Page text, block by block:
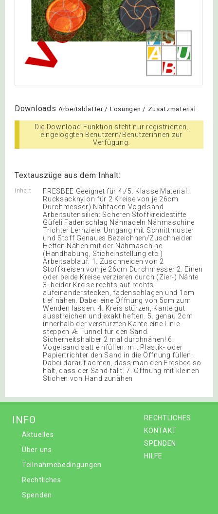
Downloads Arbeitsblätter / Lösungen / Zusatzmaterial
Die Download-Funktion steht nur registrierten,
eingeloggten Benutzern/Benutzerinnen zur
Verfügung.
Textauszüge aus dem Inhalt:
Inhalt
FRESBEE Geeignet für 4./5. Klasse Material:
Rucksacknylon für 2 Kreise von je 26cm
Durchmesser) Nähfaden Vogelsand
Arbeitsutensilien: Scheren Stoffkreidestifte
Güfeli Fadenschlag Nähnadeln Nähmaschine
Trichter Lernziele: Umgang mit Schnittmuster
und Stoff Genaues Bezeichnen/Zuschneiden
Heften Nähen mit der Nähmaschine
(Handhabung, Sticheinstellung etc.)
Arbeitsablauf: 1. Zuschneiden von 2
Stoffkreisen von je 26cm Durchmesser 2. Einen
oder beide Kreise verzieren durch (Zier-) Nähte
3. beider Kreise rechts auf rechts
aufeinanderstecken, fadenschlagen und 1cm
tief nähen. Dabei eine Öffnung von 5cm zum
Wenden lassen. 4. Kreis stürzen, Kante gut
ausstreichen und exakt heften. 5. genau 2cm
innerhalb der verstürzten Kante eine Linie
steppen Æ Tunnel für den Sand.
Sicherheitshalber 2 mal durchnähen! 6.
Vogelsand satt einfüllen: mit Plastik- oder
Papiertrichter den Sand in die Öffnung füllen.
Dabei darauf achten, dass man den Fresbee so
hält, dass der Sand fällt. 7. Öffnung mit kleinen
Stichen von Hand zunähen
RECHTLICHES
KONTAKT
SPENDEN
HILFE
INFO
Aktuelles
Über uns
Teilnahmebedingungen
Rechtliches
Spenden